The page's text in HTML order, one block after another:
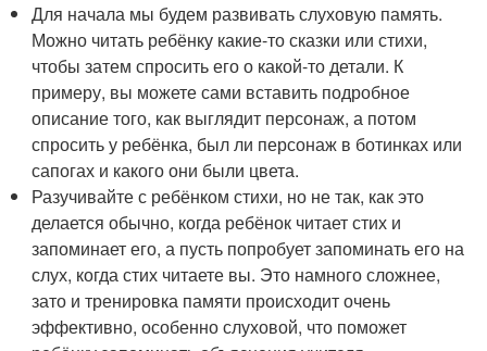
Для начала мы будем развивать слуховую память.
Можно читать ребёнку какие-то сказки или стихи,
чтобы затем спросить его о какой-то детали. К
примеру, вы можете сами вставить подробное
описание того, как выглядит персонаж, а потом
спросить у ребёнка, был ли персонаж в ботинках или
сапогах и какого они были цвета.
Разучивайте с ребёнком стихи, но не так, как это
делается обычно, когда ребёнок читает стих и
запоминает его, а пусть попробует запоминать его на
слух, когда стих читаете вы. Это намного сложнее,
зато и тренировка памяти происходит очень
эффективно, особенно слуховой, что поможет